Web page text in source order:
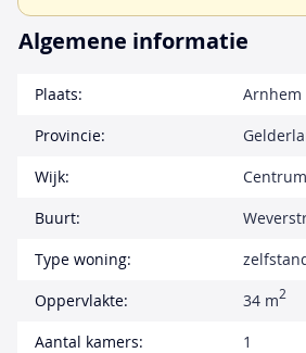
Algemene informatie
Plaats:
Arnhem
Provincie:
Wijk:
Centrum
Buurt:
Type woning:
Oppervlakte:
34 m2
Aantal kamers:
1